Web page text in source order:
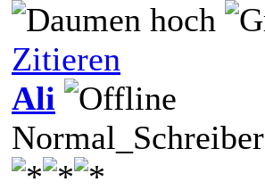
Zitieren
Ali
Normal_Schreiber